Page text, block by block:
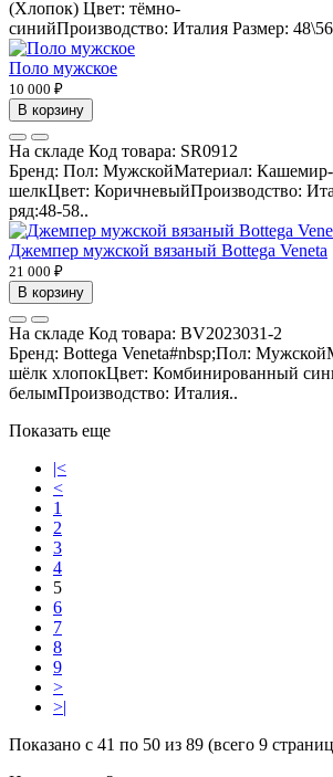
(Хлопок) Цвет: тёмно-
синийПроизводство: Италия Размер:
Поло мужское
10 000 ₽
В корзину
На складе Код товара: SR0912
Бренд: Пол: МужскойМатериал:
шелкЦвет: КоричневыйПроизводство:
ряд:48-58..
Джемпер мужской вязаный Bottega Veneta
21 000 ₽
В корзину
На складе Код товара: BV2023031-2
Бренд: Bottega Veneta#nbsp;Пол:
шёлк хлопокЦвет: Комбинированный
белымПроизводство: Италия..
Показать еще
|<
<
1
2
3
4
5
6
7
8
9
>
>|
Показано с 41 по 50 из 89 (всего 9